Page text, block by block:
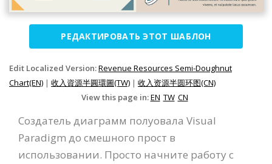
РЕДАКТИРОВАТЬ ЭТОТ ШАБЛОН
Edit Localized Version:Revenue Resources Semi-Doughnut
Chart(EN) | 收入資源半圓環圖(TW) | 收入资源半圆环图(CN)
View this page in:EN TW CN
Создатель диаграмм полуовала Visual
Paradigm до смешного прост в
использовании. Просто начните работу с